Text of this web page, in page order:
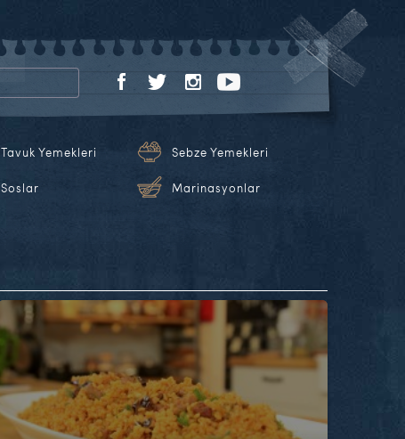
Tavuk Yemekleri Sebze Yemekleri
Soslar Marinasyonlar